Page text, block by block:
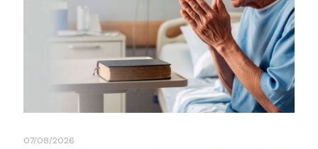
07/08/2026